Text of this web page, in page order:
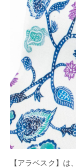
【アラベスク】は